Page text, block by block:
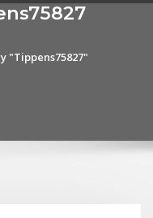
"Tippens75827"